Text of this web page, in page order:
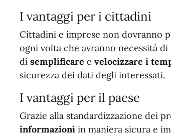
I vantaggi per i cittadini
Cittadini e imprese non dovranno
ogni volta che avranno necessità
di semplificare e velocizzare i
sicurezza dei dati degli interessati.
I vantaggi per il paese
Grazie alla standardizzazione dei
informazioniin maniera sicura e